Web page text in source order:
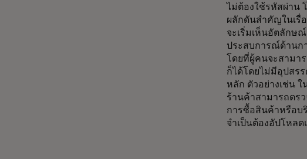
ไม่ต้องใช้รหัสผ่าน
ผลักดันสำคัญในเรื่
จะเริ่มเห็นอัตลักษ
ประสบการณ์ด้านก
โดยที่ผู้คนจะสามา
ก็ได้โดยไม่มีอุปสร
หลัก ตัวอย่างเช่น
ร้านค้าสามารถตร
การซื้อสินค้าหรือบ
จำเป็นต้องอัปโหลด